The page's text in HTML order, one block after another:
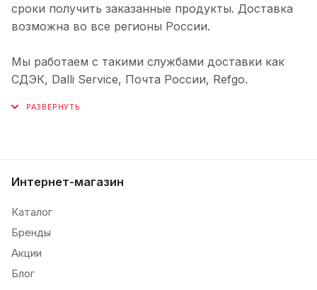
сроки получить заказанные продукты. Доставка
возможна во все регионы России.
Мы работаем с такими службами доставки как
СДЭК, Dalli Service, Почта России, Refgo.
Интернет-магазин
Каталог
Бренды
Акции
Блог